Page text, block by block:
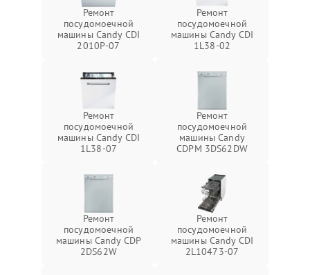
Ремонт
посудомоечной
машины Candy CDI
2010P-07
Ремонт
посудомоечной
машины Candy CDI
1L38-02
Ремонт
посудомоечной
машины Candy CDI
1L38-07
Ремонт
посудомоечной
машины Candy
CDPM 3DS62DW
Ремонт
посудомоечной
машины Candy CDP
2DS62W
Ремонт
посудомоечной
машины Candy CDI
2L10473-07